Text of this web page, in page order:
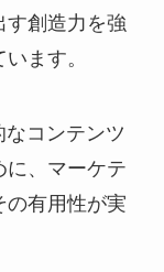
す創造力を強
ます。
コンテンツ
に、マーケテ
の有用性が実